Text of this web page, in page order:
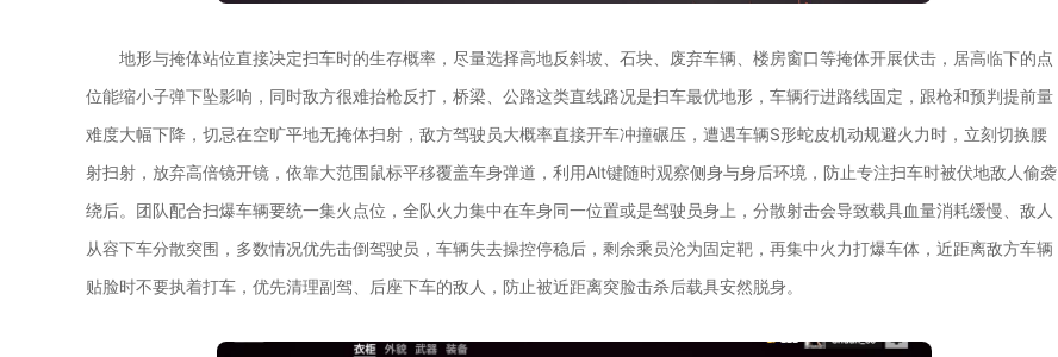
地形与掩体站位直接决定扫车时的生存概率，尽量选择高地反斜坡、石块、废弃车辆、楼房窗口等掩体开展伏击，居高临下的点
位能缩小子弹下坠影响，同时敌方很难抬枪反打，桥梁、公路这类直线路况是扫车最优地形，车辆行进路线固定，跟枪和预判提前量
难度大幅下降，切忌在空旷平地无掩体扫射，敌方驾驶员大概率直接开车冲撞碾压，遭遇车辆S形蛇皮机动规避火力时，立刻切换腰
射扫射，放弃高倍镜开镜，依靠大范围鼠标平移覆盖车身弹道，利用Alt键随时观察侧身与身后环境，防止专注扫车时被伏地敌人偷袭
绕后。团队配合扫爆车辆要统一集火点位，全队火力集中在车身同一位置或是驾驶员身上，分散射击会导致载具血量消耗缓慢、敌人
从容下车分散突围，多数情况优先击倒驾驶员，车辆失去操控停稳后，剩余乘员沦为固定靶，再集中火力打爆车体，近距离敌方车辆
贴脸时不要执着打车，优先清理副驾、后座下车的敌人，防止被近距离突脸击杀后载具安然脱身。